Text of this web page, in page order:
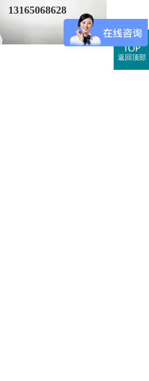
13165068628
返回顶部